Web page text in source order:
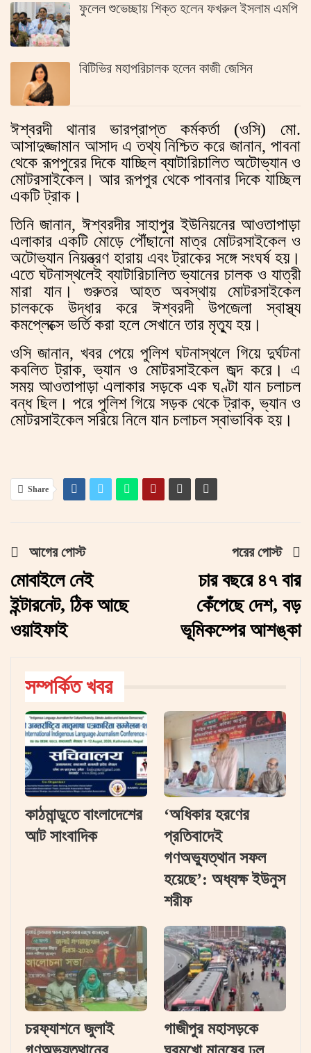
ফুলেল শুভেচ্ছায় শিক্ত হলেন ফখরুল ইসলাম এমপি
বিটিভির মহাপরিচালক হলেন কাজী জেসিন
ঈশ্বরদী থানার ভারপ্রাপ্ত কর্মকর্তা (ওসি) মো.
আসাদুজ্জামান আসাদ এ তথ্য নিশ্চিত করে জানান, পাবনা
থেকে রূপপুরের দিকে যাচ্ছিল ব্যাটারিচালিত অটোভ্যান ও
মোটরসাইকেল। আর রূপপুর থেকে পাবনার দিকে যাচ্ছিল
একটি ট্রাক।
তিনি জানান, ঈশ্বরদীর সাহাপুর ইউনিয়নের আওতাপাড়া
এলাকার একটি মোড়ে পৌঁছানো মাত্র মোটরসাইকেল ও
অটোভ্যান নিয়ন্ত্রণ হারায় এবং ট্রাকের সঙ্গে সংঘর্ষ হয়।
এতে ঘটনাস্থলেই ব্যাটারিচালিত ভ্যানের চালক ও যাত্রী
মারা যান। গুরুতর আহত অবস্থায় মোটরসাইকেল
চালককে উদ্ধার করে ঈশ্বরদী উপজেলা স্বাস্থ্য
কমপ্লেক্সে ভর্তি করা হলে সেখানে তার মৃত্যু হয়।
ওসি জানান, খবর পেয়ে পুলিশ ঘটনাস্থলে গিয়ে দুর্ঘটনা
কবলিত ট্রাক, ভ্যান ও মোটরসাইকেল জব্দ করে। এ
সময় আওতাপাড়া এলাকার সড়কে এক ঘণ্টা যান চলাচল
বন্ধ ছিল। পরে পুলিশ গিয়ে সড়ক থেকে ট্রাক, ভ্যান ও
মোটরসাইকেল সরিয়ে নিলে যান চলাচল স্বাভাবিক হয়।
Share
আগের পোস্ট
মোবাইলে নেই
ইন্টারনেট, ঠিক আছে
ওয়াইফাই
পরের পোস্ট
চার বছরে ৪৭ বার
কেঁপেছে দেশ, বড়
ভূমিকম্পের আশঙ্কা
সম্পর্কিত খবর
কাঠমান্ডুতে বাংলাদেশের
আট সাংবাদিক
‘অধিকার হরণের
প্রতিবাদেই
গণঅভ্যুত্থান সফল
হয়েছে’: অধ্যক্ষ ইউনুস
শরীফ
চরফ্যাশনে জুলাই
গাজীপুর মহাসড়কে